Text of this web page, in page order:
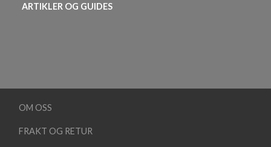
ARTIKLER OG GUIDES
OM OSS
FRAKT OG RETUR